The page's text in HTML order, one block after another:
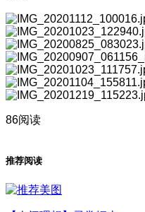
86阅读
推荐阅读